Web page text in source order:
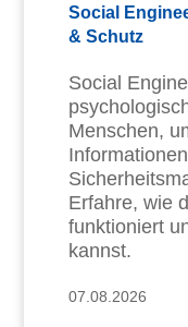
Social
& Schutz
Social
Menschen,
Erfahre, wie
funktioniert
kannst.
07.08.2026